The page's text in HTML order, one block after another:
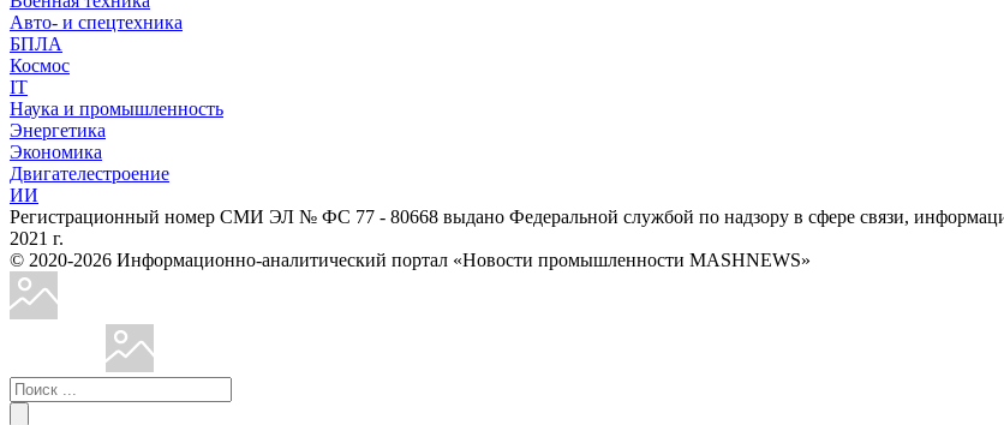
Авто- и спецтехника
БПЛА
Космос
IT
Наука и промышленность
Энергетика
Экономика
Двигателестроение
ИИ
Регистрационный номер СМИ ЭЛ № ФС 77 - 80668 выдано Федеральной службой по надзору в сфере связи,
2021 г.
© 2020-2026 Информационно-аналитический портал «Новости промышленности MASHNEWS»